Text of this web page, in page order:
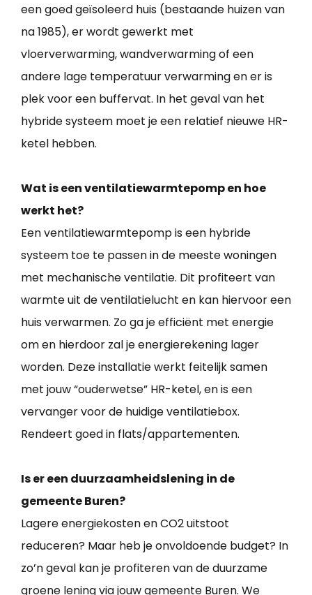
een goed geïsoleerd huis (bestaande huizen van
na 1985), er wordt gewerkt met
vloerverwarming, wandverwarming of een
andere lage temperatuur verwarming en er is
plek voor een buffervat. In het geval van het
hybride systeem moet je een relatief nieuwe HR-
ketel hebben.
Wat is een ventilatiewarmtepomp en hoe
werkt het?
Een ventilatiewarmtepomp is een hybride
systeem toe te passen in de meeste woningen
met mechanische ventilatie. Dit profiteert van
warmte uit de ventilatielucht en kan hiervoor een
huis verwarmen. Zo ga je efficiënt met energie
om en hierdoor zal je energierekening lager
worden. Deze installatie werkt feitelijk samen
met jouw “ouderwetse” HR-ketel, en is een
vervanger voor de huidige ventilatiebox.
Rendeert goed in flats/appartementen.
Is er een duurzaamheidslening in de
gemeente Buren?
Lagere energiekosten en CO2 uitstoot
reduceren? Maar heb je onvoldoende budget? In
zo’n geval kan je profiteren van de duurzame
groene lening via jouw gemeente Buren. We